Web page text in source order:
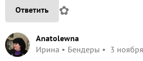
Ответить ✿
Anatolewna
Ирина
Бендеры 3